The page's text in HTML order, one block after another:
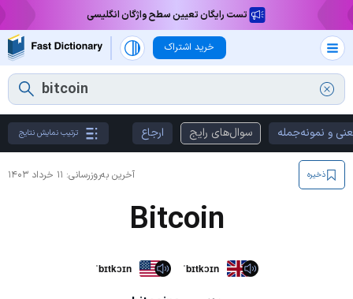
تست رایگان تعیین سطح واژگان انگلیسی
خرید اشتراک
و نمونه‌جمله سوال‌های رایج ارجاع ترتیب نمایش نتایج
آخرین به‌روزرسانی: ۱۱ خرداد ۱۴۰۳ ذخیره
Bitcoin
ˈbɪtkɔɪn ˈbɪtkɔɪn